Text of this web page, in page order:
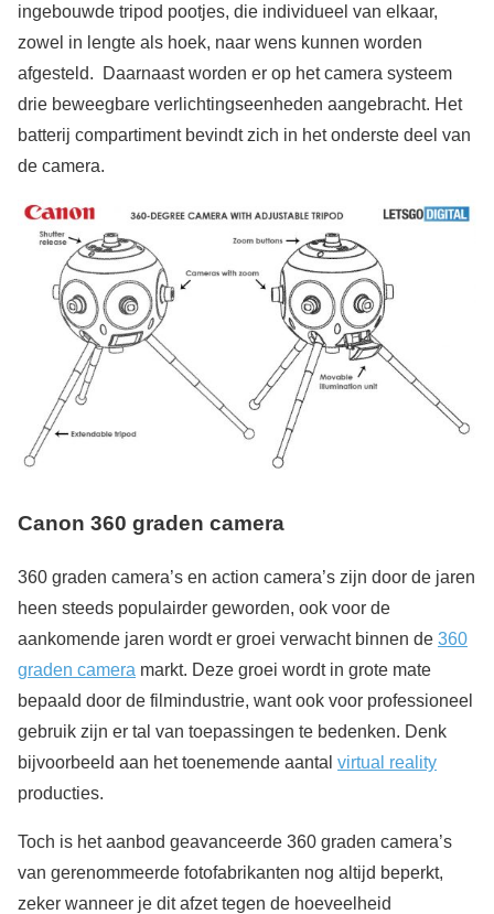
ingebouwde tripod pootjes, die individueel van elkaar,
zowel in lengte als hoek, naar wens kunnen worden
afgesteld. Daarnaast worden er op het camera systeem
drie beweegbare verlichtingseenheden aangebracht. Het
batterij compartiment bevindt zich in het onderste deel van
de camera.
Canon 360 graden camera
360 graden camera’s en action camera’s zijn door de jaren
heen steeds populairder geworden, ook voor de
aankomende jaren wordt er groei verwacht binnen de 360
graden camera markt. Deze groei wordt in grote mate
bepaald door de filmindustrie, want ook voor professioneel
gebruik zijn er tal van toepassingen te bedenken. Denk
bijvoorbeeld aan het toenemende aantal virtual reality
producties.
Toch is het aanbod geavanceerde 360 graden camera’s
van gerenommeerde fotofabrikanten nog altijd beperkt,
zeker wanneer je dit afzet tegen de hoeveelheid